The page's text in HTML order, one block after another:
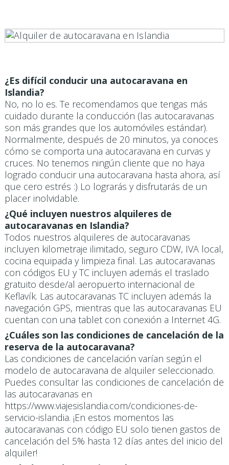
¿Es difícil conducir una autocaravana en
Islandia?
No, no lo es. Te recomendamos que tengas más
cuidado durante la conducción (las autocaravanas
son más grandes que los automóviles estándar).
Normalmente, después de 20 minutos, ya conoces
cómo se comporta una autocaravana en curvas y
cruces. No tenemos ningún cliente que no haya
logrado conducir una autocaravana hasta ahora, así
que cero estrés :) Lo lograrás y disfrutarás de un
placer inolvidable.
¿Qué incluyen nuestros alquileres de
autocaravanas en Islandia?
Todos nuestros alquileres de autocaravanas
incluyen kilometraje ilimitado, seguro CDW, IVA local,
cocina equipada y limpieza final. Las autocaravanas
con códigos EU y TC incluyen además el traslado
gratuito desde/al aeropuerto internacional de
Keflavík. Las autocaravanas TC incluyen además la
navegación GPS, mientras que las autocaravanas EU
cuentan con una tablet con conexión a Internet 4G.
¿Cuáles son las condiciones de cancelación de la
reserva de la autocaravana?
Las condiciones de cancelación varían según el
modelo de autocaravana de alquiler seleccionado.
Puedes consultar las condiciones de cancelación de
las autocaravanas en
https://www.viajesislandia.com/condiciones-de-
servicio-islandia. ¡En estos momentos las
autocaravanas con código EU solo tienen gastos de
cancelación del 5% hasta 12 días antes del inicio del
alquiler!